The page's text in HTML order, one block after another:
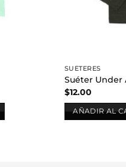
SUÉTERES
Suéter Under
$12.00
AÑADIR AL